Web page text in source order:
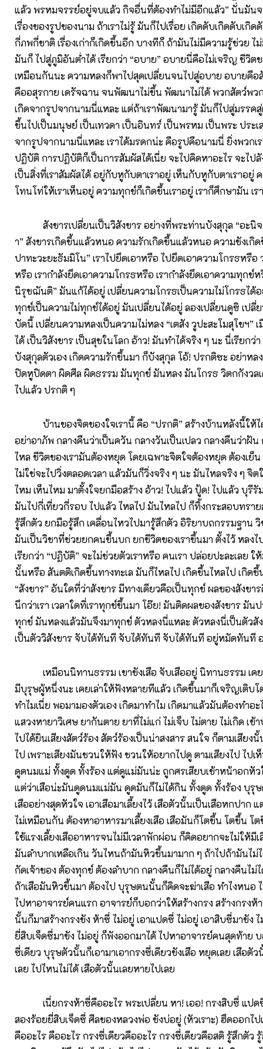
แล้ว พรหมจรรย์อยู่จบแล้ว กิจอื่นที่ต้องทำไม่มีอีกแล้ว” นั่นมัน
เรื่องของรูปของนาม ถ้าเราไม่รู้ มันก็ไปเรื่อย เกิดดับเกิดดับเกิ
กี่ภพกี่ชาติ เรื่องเก่าก็เกิดขึ้นอีก บางทีก็ ถ้ามันไม่มีความรู้ช่วย ไ
มันก็ ไปสู่ภูมิอันต่ำได้ เรียกว่า “อบาย” อบายนี่คือไม่เจริญ ชีวิตข
เหมือนกันนะ ความหลงก็พาไปสุดเปลี่ยนจนไปสู่อบาย อบายคือ
คืออสุรกาย เดรัจฉาน จนพัฒนาไม่ขึ้น พัฒนาไม่ได้ พวกสัตว์พว
เกิดจากรูปจากนามนี่แหละ แต่ถ้าเราพัฒนามารู้ มันก็ไปสู่มรรค
ขึ้นไปเป็นมนุษย์ เป็นเทวดา เป็นอินทร์ เป็นพรหม เป็นพระ ประเ
จากรูปจากนามนี่แหละ เราได้มรดกน่ะ คือรูปคือนามนี่ ยิ่งพวกเ
ปฏิบัติ การปฏิบัติก็เป็นการสัมผัสได้เนี่ย จะไปคิดหาอะไร จะไปลั
เป็นสิ่งที่เราสัมผัสได้ อยู่กับหูกับตาเราอยู่ เห็นกับหูกับตาเราอยู่
โทนโท่ให้เราเห็นอยู่ ความทุกข์ก็เกิดขึ้นเราอยู่ เราก็ศึกษามัน เ
สังขารเปลี่ยนเป็นวิสังขาร อย่างที่พระท่านบังสุกุล “อะนิจ
า” สังขารเกิดขึ้นแล้วหนอ ความรักเกิดขึ้นแล้วหนอ ความชังเกิ
ปาทะวะยะธัมมิโน” เราไปยึดเอาหรือ ไปยึดเอาความโกรธหรือ
หรือ เรากำลังยึดเอาความโกรธหรือ เรากำลังยึดเอาความทุกข์
นิรุชฌันติ” มันแก้ได้อยู่ เปลี่ยนความโกรธเป็นความไม่โกรธได้
ทุกข์เป็นความไม่ทุกข์ได้อยู่ มันเปลี่ยนได้อยู่ ลองเปลี่ยนดูซิ เป
บัดนี้ เปลี่ยนความหลงเป็นความไม่หลง “เตสัง วูปะสะโมสุโขฯ”
ได้ เป็นวิสังขาร เป็นสุขในโลก อ้าว! มันทำได้จริง ๆ นะ นี่เรียกว่า
บังสุกุลตัวเอง เกิดความรักขึ้นมา ก็บังสุกุล โอ้! ปรกติซะ อย่าหล
ปิดหูปิดตา ผิดศีล ผิดธรรม มันทุกข์ มันหลง มันโกรธ วิตกกังวล
ไปแล้ว ปรกติ ๆ
บ้านของจิตของใจเรานี้ คือ “ปรกติ” สร้างบ้านหลังนี้ให้ไ
อย่าอาภัพ กลางคืนว่าเป็นควัน กลางวันเป็นเปลว กลางคืนว่าฝัน
ไหล ชีวิตของเรามันต้องหยุด โดยเฉพาะจิตใจต้องหยุด ต้องเย็
ไม่ใช่จะไปวิ่งตลอดเวลา แล้วมันก็วิ่งจริง ๆ นะ มันไหลจริง ๆ จิต
ไหม เห็นไหม มาตั้งใจยกมือสร้าง อ้าว! ไปแล้ว ปู้ด! ไปแล้ว บุรี
มันไปกี่เที่ยวกี่รอบ ไปแล้ว ไหลไป มันไหลไป ก็ทิ้งกระสอบทรา
รู้สึกตัว ยกมือรู้สึก เคลื่อนไหวไปมารู้สึกตัว อิริยาบถกรรมฐาน วิ
มันเป็นวิชาที่ช่วยยกคนขึ้นบก ยกชีวิตของเราขึ้นมา ตั้งไว้ หลงไ
เรียกว่า “ปฏิบัติ” จะไม่ช่วยตัวเราหรือ คนเรา ปล่อยปะละเลย
นั้นหรือ สันตติเกิดขึ้นทางทะเล มันก็ไหลไป เกิดขึ้นไหลไป เกิดขึ้
“สังขาร” อันใดที่ว่าสังขาร มีทางเดียวคือเป็นทุกข์ ผลของสังขา
นึกว่าเรา เวลาใดที่เราทุกข์ขึ้นมา โอ๊ย! มันติดผลของสังขาร มัน
ทุกข์ มันหลงแล้วมันจึงมาทุกข์ ตัวหลงนี่แหละ ตัวหลงนี่เป็นตัวสั
เป็นตัววิสังขาร จับได้ทันที จับได้ทันที จับได้ทันที อยู่หมัดทันที
เหมือนนิทานธรรม เขาขังเสือ จับเสืออยู่ นิทานธรรม เคย
มีบุรุษผู้หนึ่งนะ เคยเล่าให้ฟังหลายทีแล้ว เกิดขึ้นมาก็เจริญเติบโต
ทำไมเนี่ย พอมามองตัวเอง เกิดมาทำไม เกิดมาแล้วมันต้องทำอะ
แสวงหายาวิเศษ ยากันตาย ยาที่ไม่แก่ ไม่เจ็บ ไม่ตาย ไม่เกิด เข้
ไปได้ยินเสียงสัตว์ร้อง สัตว์ร้องเป็นน่าสงสาร สนใจ ก็ตามเสียง
ไป เพราะเสียงมันชวนให้ฟัง ชวนให้อยากไปดู ตามเสียงไป ไป
ดูดนมแม่ ทั้งดูด ทั้งร้อง แต่ดูแม่มันน่ะ ถูกศรเสียบเข้าหน้าอกหั
แต่ว่าเสือน่ะมันดูดนมแม่มัน ดูดมันก็ไม่ได้กิน ทั้งดูด ทั้งร้อง บุรุ
เสืออย่างสุดหัวใจ เอาเสือมาเลี้ยงไว้ เสือตัวนั้นเป็นเสือหกปาก
ไม่เหมือนกัน ต้องหาอาหารมาเลี้ยงเสือ เสือมันก็โตขึ้น โตขึ้น
ใช้แรงเลี้ยงเสืออาหารจนไม่มีเวลาพักผ่อน ก็คิดอยากจะไม่ให้มี
มันลำบากเหลือเกิน วันไหนถ้ามันหิวขึ้นมามาก ๆ ถ้าไปถ้ามันไม่
กัดเจ้าของ ต้องทุกข์ ต้องลำบาก กลางคืนก็ไม่ได้อยู่ กลางคืนไม่
ถ้าเสือมันหิวขึ้นมา ต้องไป บุรุษตนนั้นก็คิดจะฆ่าเสือ ทำไงหนอ
ไปหาอาจารย์คนแรก อาจารย์ก็บอกว่าให้สร้างกรง สร้างกรง
นั้นก็มาสร้างกรงขัง ห้าซี่ ไม่อยู่ เอาแปดซี่ ไม่อยู่ เอาสิบซี่มาขัง
ยี่สิบเจ็ดซี่มาขัง ไม่อยู่ ก็พังออกมาได้ ไปหาอาจารย์คนสุดท้าย บ
ซี่เดียว บุรุษตัวนั้นก็เอามาเอากรงซี่เดียวขังเสือ หยุดเลย เสือตั
เลย ไปไหนไม่ได้ เสือตัวนั้นเลยหายไปเลย
เนี่ยกรงห้าซี่คืออะไร พระเปลี่ยน หา! เออ! กรงสิบซี่ แปด
สองร้อยยี่สิบเจ็ดซี่ ศีลของหลวงพ่อ ขังบ่อยู่ (หัวเราะ) ฮึดออกไป
คืออะไร คืออะไร กรงซี่เดียวคืออะไร กรงซี่เดียวคือสติ รู้สึกตัว รู้